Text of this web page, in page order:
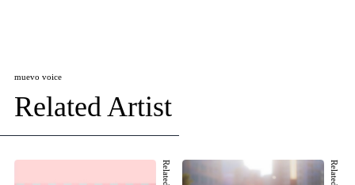
muevo voice
Related Artist